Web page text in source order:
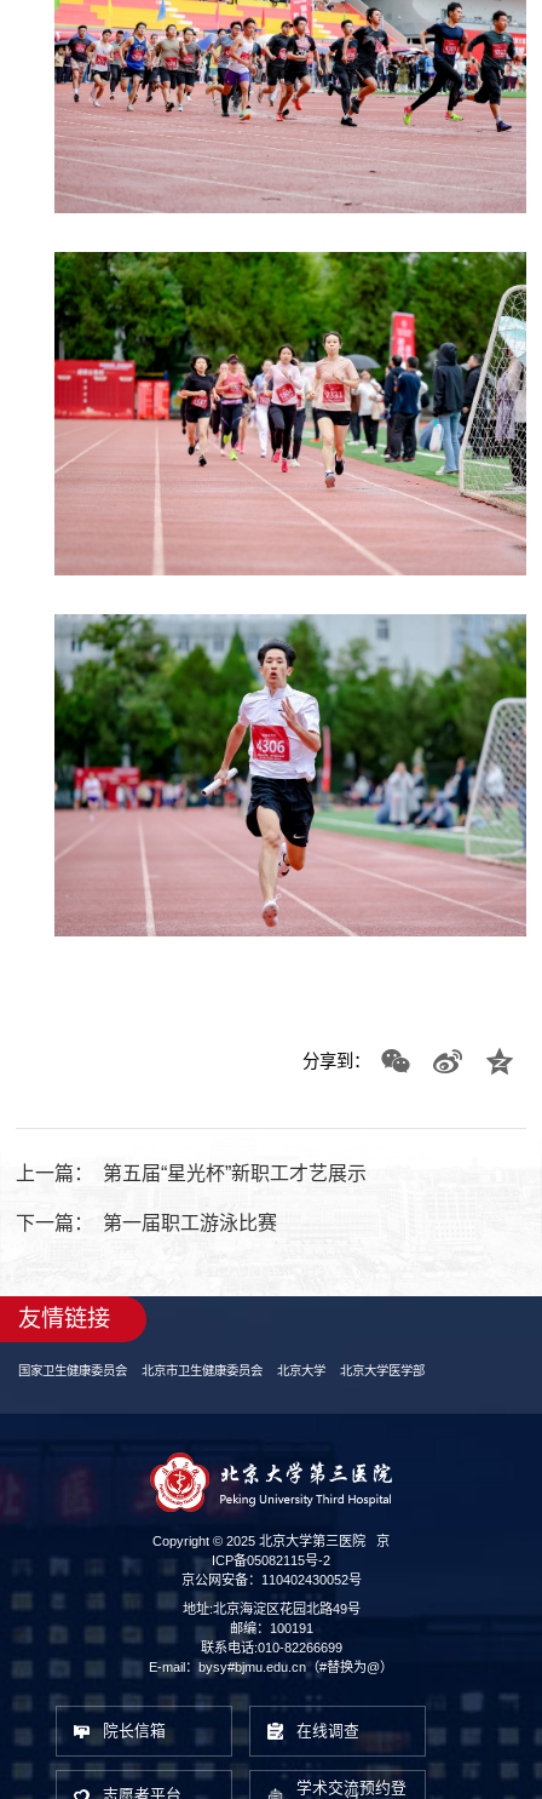
分享到：
上一篇： 第五届“星光杯”新职工才艺展示
下一篇： 第一届职工游泳比赛
友情链接
国家卫生健康委员会 北京市卫生健康委员会 北京大学 北京大学医学部
Copyright © 2025 北京大学第三医院 京
ICP备05082115号-2
京公网安备：110402430052号
地址:北京海淀区花园北路49号
邮编：100191
联系电话:010-82266699
E-mail：bysy#bjmu.edu.cn（#替换为@）
院长信箱 在线调查
志愿者平台
学术交流预约登